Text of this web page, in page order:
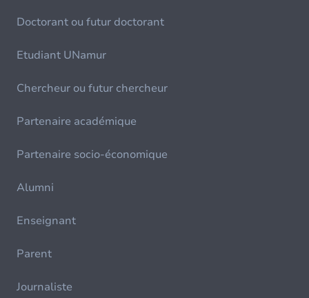
Doctorant ou futur doctorant
Etudiant UNamur
Chercheur ou futur chercheur
Partenaire académique
Partenaire socio-économique
Alumni
Enseignant
Parent
Journaliste